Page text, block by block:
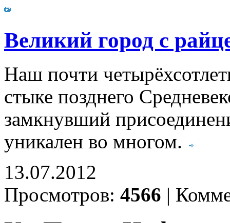
Великий город с
Наш почти
стыке позднего
замкнувший
уникален во многом.
13.07.2012
Просмотров: 4566 |